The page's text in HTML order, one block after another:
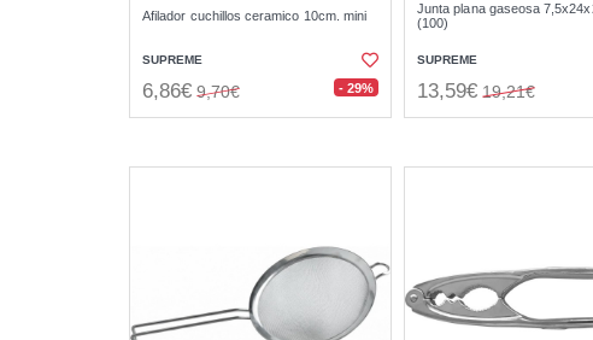
Afilador cuchillos ceramico 10cm. mini
SUPREME
6,86€ 9,70€ - 29%
Junta plana gaseosa
(100)
SUPREME
13,59€ 19,21€